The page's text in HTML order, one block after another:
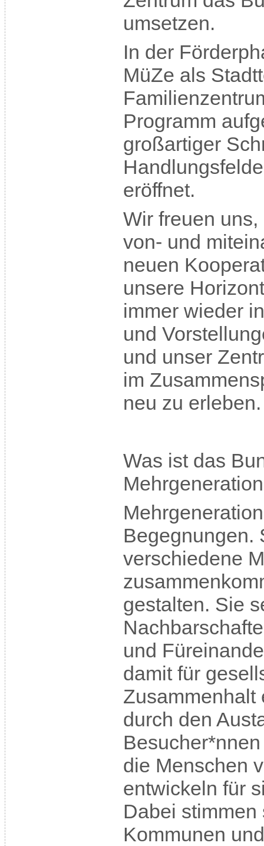
umsetzen.
In der
MüZe als
Programm
großartiger
eröffnet.
Wir freuen
von- und
neuen
unsere
immer wieder
und
und unser
im
neu zu erleben.
Was ist das
Begegnungen.
verschiedene
gestalten. Sie
und
damit für
Zusammenhalt
durch den
die Menschen
entwickeln für
Dabei
Kommunen